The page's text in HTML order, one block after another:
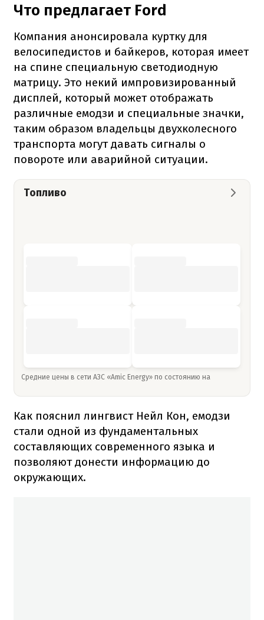
Что предлагает Ford
Компания анонсировала куртку для
велосипедистов и байкеров, которая имеет
на спине специальную светодиодную
матрицу. Это некий импровизированный
дисплей, который может отображать
различные емодзи и специальные значки,
таким образом владельцы двухколесного
транспорта могут давать сигналы о
повороте или аварийной ситуации.
Топливо
Средние цены в сети АЗС «Amic Energy» по состоянию на
Как пояснил лингвист Нейл Кон, емодзи
стали одной из фундаментальных
составляющих современного языка и
позволяют донести информацию до
окружающих.